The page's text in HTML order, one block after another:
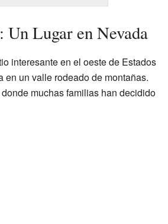
Lugar en Nevada
interesante en el oeste de Estados
en un valle rodeado de montañas.
muchas familias han decidido